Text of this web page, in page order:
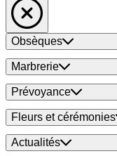
Obsèques
Marbrerie
Prévoyance
Fleurs et cérémonies
Actualités